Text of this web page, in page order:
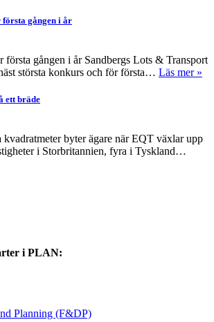
gången i år
första gången i år Sandbergs Lots & Transport
största konkurs och för första… Läs mer »
ett bräde
byter ägare när EQT växlar upp
i Storbritannien, fyra i Tyskland…
i PLAN:
Planning (F&DP)